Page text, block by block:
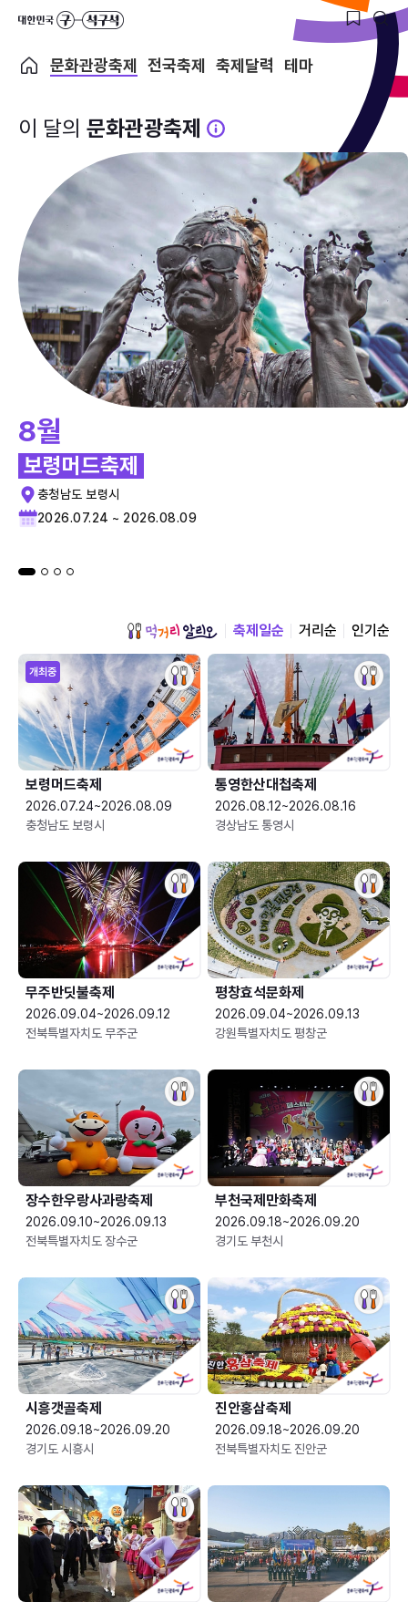
문화관광축제 전국축제 축제달력 테마
이 달의 문화관광축제
8월
보령머드축제
충청남도 보령시
2026.07.24 ~ 2026.08.09
축제일순 거리순 인기순
개최중
보령머드축제
2026.07.24~2026.08.09
충청남도 보령시
통영한산대첩축제
2026.08.12~2026.08.16
경상남도 통영시
무주반딧불축제
2026.09.04~2026.09.12
전북특별자치도 무주군
평창효석문화제
2026.09.04~2026.09.13
강원특별자치도 평창군
장수한우랑사과랑축제
2026.09.10~2026.09.13
전북특별자치도 장수군
부천국제만화축제
2026.09.18~2026.09.20
경기도 부천시
시흥갯골축제
2026.09.18~2026.09.20
경기도 시흥시
진안홍삼축제
2026.09.18~2026.09.20
전북특별자치도 진안군